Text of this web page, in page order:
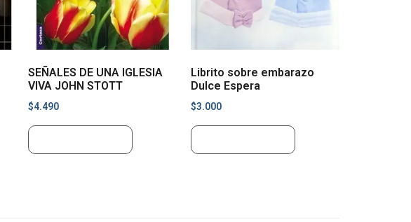
SEÑALES DE UNA IGLESIA
VIVA JOHN STOTT
$4.490
Librito sobre embarazo
Dulce Espera
$3.000